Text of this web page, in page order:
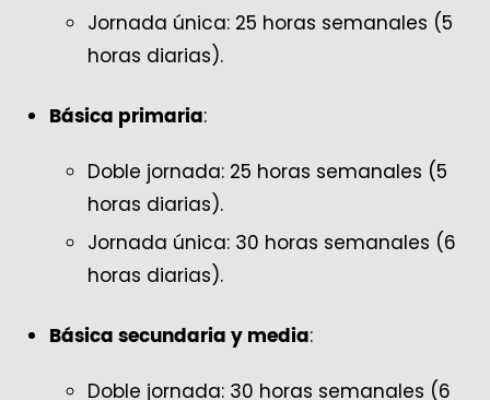
Jornada única: 25 horas semanales (5
horas diarias).
Básica primaria:
Doble jornada: 25 horas semanales (5
horas diarias).
Jornada única: 30 horas semanales (6
horas diarias).
Básica secundaria y media:
Doble jornada: 30 horas semanales (6